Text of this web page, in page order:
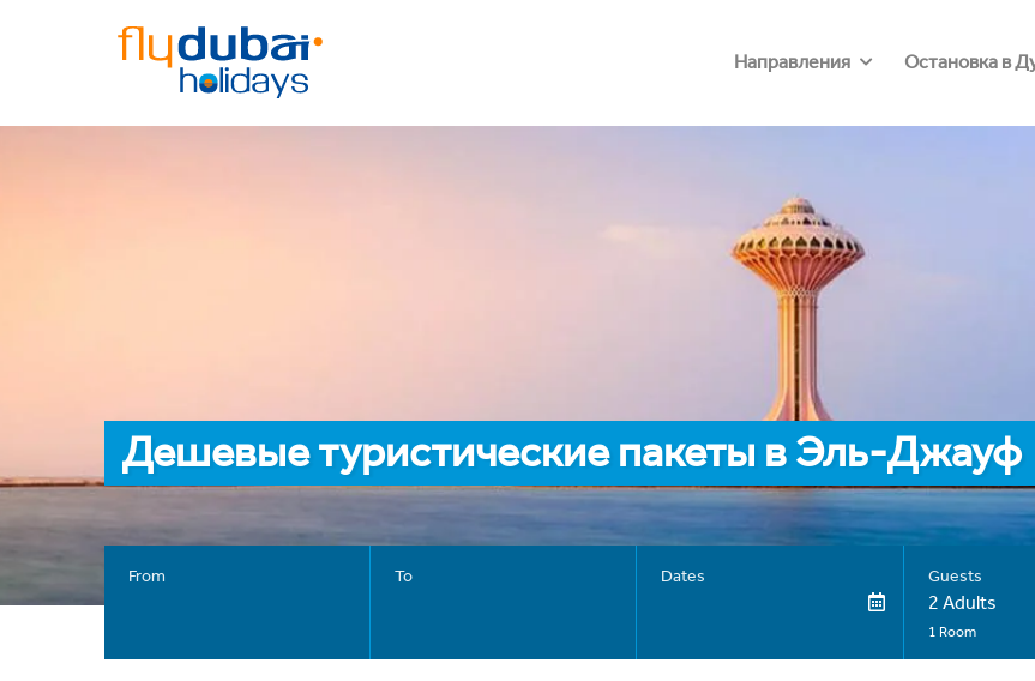
Направления Остановка в
Дешевые туристические пакеты в Эль-Джауф
From To Dates Guests
2 Adults
1 Room